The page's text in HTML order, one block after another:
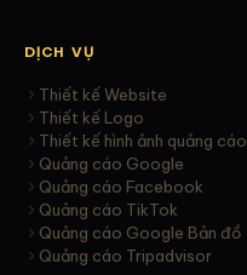
DỊCH VỤ
Thiết kế Website
Thiết kế Logo
Thiết kế hình ảnh quảng cáo
Quảng cáo Google
Quảng cáo Facebook
Quảng cáo TikTok
Quảng cáo Google Bản đồ
Quảng cáo Tripadvisor